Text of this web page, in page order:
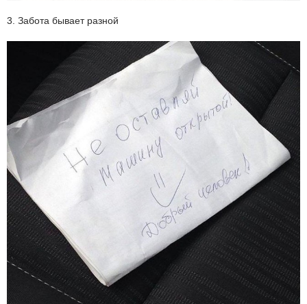
3. Забота бывает разной